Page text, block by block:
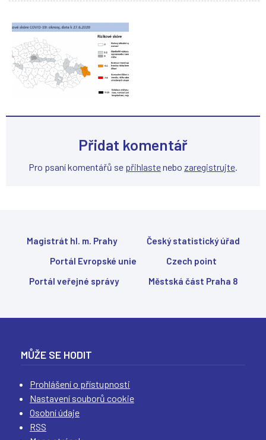
Přidat komentář
Pro psaní komentářů se přihlastenebo zaregistrujte.
Magistrát hl. m. Prahy
Český statistický úřad
Portál Evropské unie
Czech point
Portál veřejné správy
Městská část Praha 8
MŮŽE SE HODIT
Prohlášení o přístupnosti
Nastavení souborů cookie
Osobní údaje
RSS